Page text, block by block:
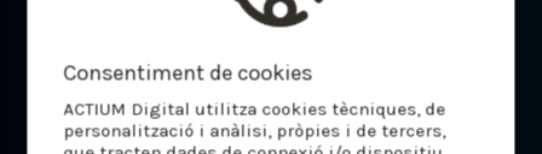
Consentiment de cookies
ACTIUM Digital utilitza cookies tècniques, de
personalització i anàlisi, pròpies i de tercers,